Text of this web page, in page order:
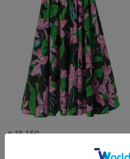
￥18,150